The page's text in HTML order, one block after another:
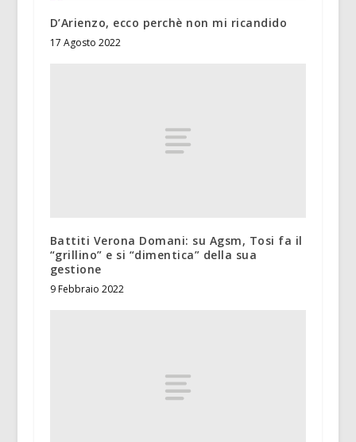
D’Arienzo, ecco perchè non mi ricandido
17 Agosto 2022
Battiti Verona Domani: su Agsm, Tosi fa il
“grillino” e si “dimentica” della sua
gestione
9 Febbraio 2022